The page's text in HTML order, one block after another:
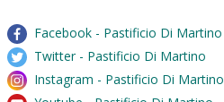
Facebook - Pastificio Di Martino
Twitter - Pastificio Di Martino
Instagram - Pastificio Di Martino